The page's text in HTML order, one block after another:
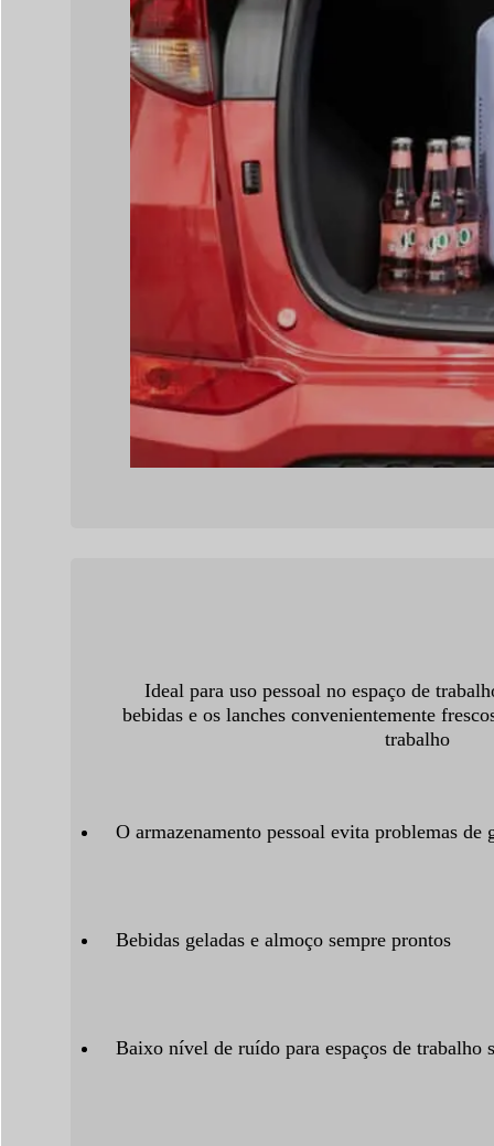
Ideal para uso pessoal no espaço de
bebidas e os lanches convenientemente
trabalho
O armazenamento pessoal evita problemas de
Bebidas geladas e almoço sempre prontos
Baixo nível de ruído para espaços de trabalho